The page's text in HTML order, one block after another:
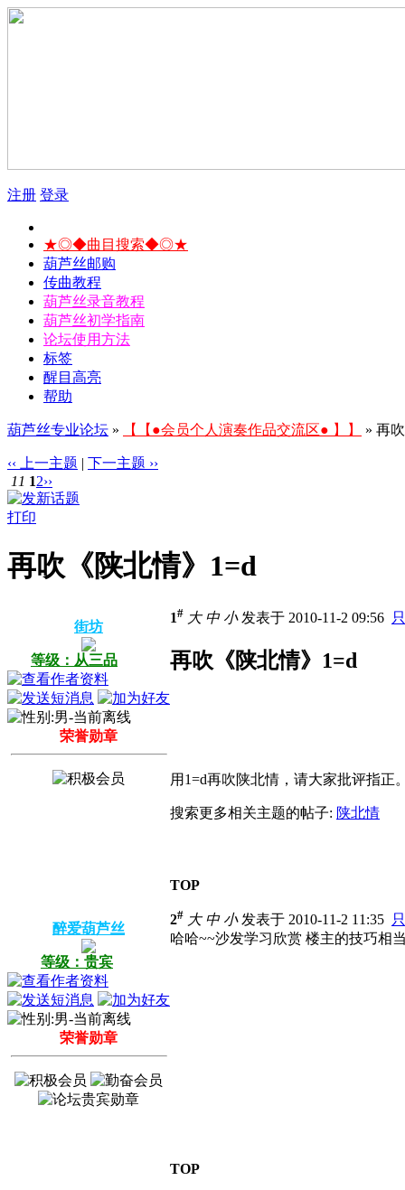
注册 登录
★◎◆曲目搜索◆◎★
葫芦丝邮购
传曲教程
葫芦丝录音教程
葫芦丝初学指南
论坛使用方法
标签
醒目高亮
帮助
葫芦丝专业论坛 » 【【●会员个人演奏作品交流区● 】】 » 再
‹‹ 上一主题 | 下一主题 ››
11 12››
打印
再吹《陕北情》1=d
街坊
等级：从三品
荣誉勋章
1# 大 中 小发表于 2010-11-2 09:56
再吹《陕北情》1=d
用1=d再吹陕北情，请大家批评指正
搜索更多相关主题的帖子: 陕北情
TOP
醉爱葫芦丝
等级：贵宾
荣誉勋章
2# 大 中 小发表于 2010-11-2 11:35
哈哈~~沙发学习欣赏 楼主的技巧相
TOP